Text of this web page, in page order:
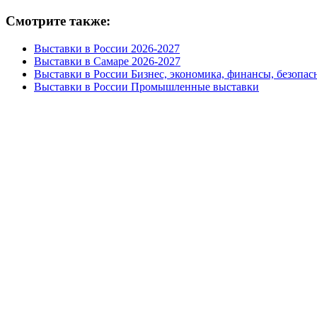
Смотрите также:
Выставки в России 2026-2027
Выставки в Самаре 2026-2027
Выставки в России Бизнес, экономика, финансы,
Выставки в России Промышленные выставки